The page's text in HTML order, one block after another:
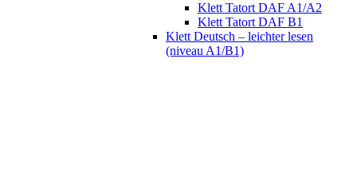
Klett Tatort DAF A1/A2
Klett Tatort DAF B1
Klett Deutsch – leichter lesen
(niveau A1/B1)